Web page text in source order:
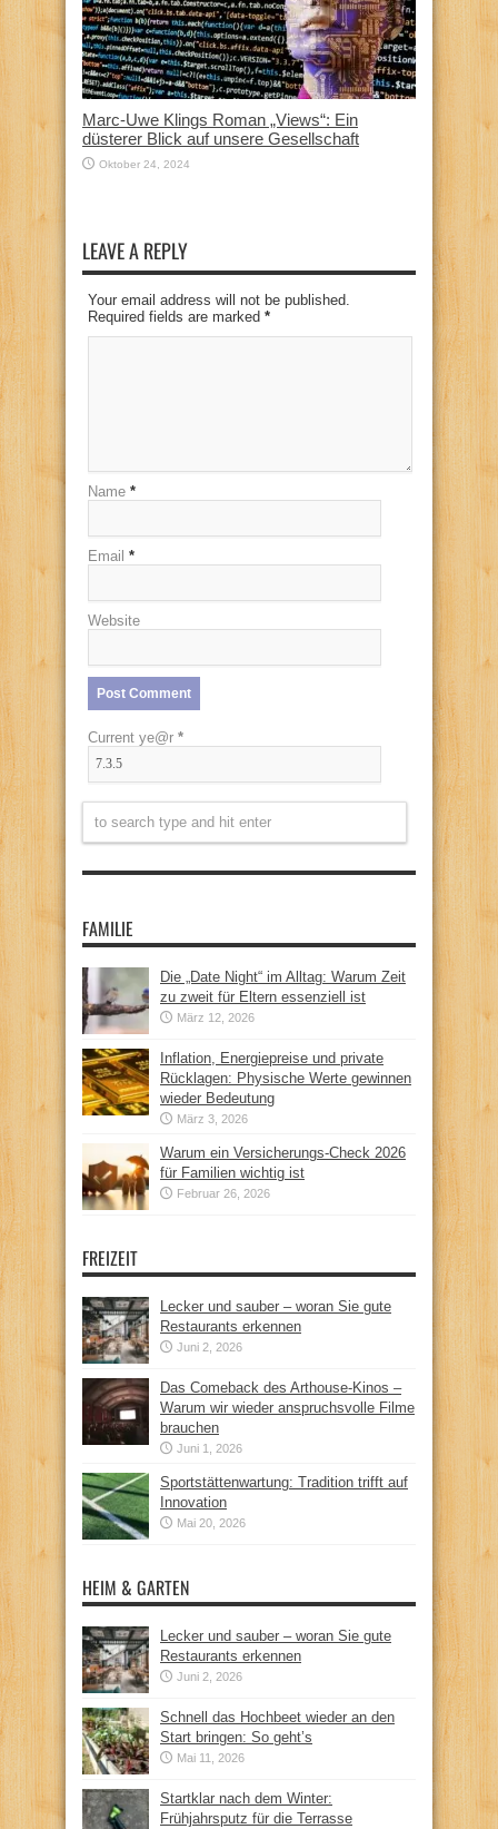
Marc-Uwe Klings Roman „Views“: Ein
düsterer Blick auf unsere Gesellschaft
Oktober 24, 2024
LEAVE A REPLY
Your email address will not be published.
Required fields are marked *
Name *
Email *
Website
Current ye@r *
FAMILIE
Die „Date Night“ im Alltag: Warum Zeit
zu zweit für Eltern essenziell ist
März 12, 2026
Inflation, Energiepreise und private
Rücklagen: Physische Werte gewinnen
wieder Bedeutung
März 3, 2026
Warum ein Versicherungs-Check 2026
für Familien wichtig ist
Februar 26, 2026
FREIZEIT
Lecker und sauber – woran Sie gute
Restaurants erkennen
Juni 2, 2026
Das Comeback des Arthouse-Kinos –
Warum wir wieder anspruchsvolle Filme
brauchen
Juni 1, 2026
Sportstättenwartung: Tradition trifft auf
Innovation
Mai 20, 2026
HEIM & GARTEN
Lecker und sauber – woran Sie gute
Restaurants erkennen
Juni 2, 2026
Schnell das Hochbeet wieder an den
Start bringen: So geht’s
Mai 11, 2026
Startklar nach dem Winter:
Frühjahrsputz für die Terrasse